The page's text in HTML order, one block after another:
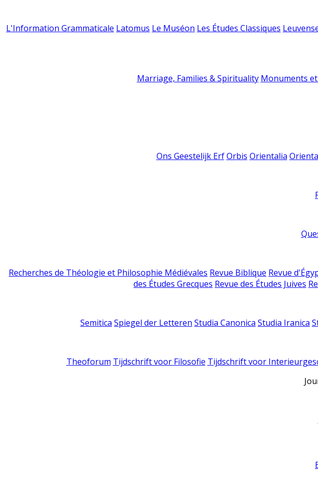
L'Information Grammaticale Latomus Le Muséon Les Études Classiques
Marriage, Families & Spirituality Monuments
Ons Geestelijk Erf Orbis Orientalia
Recherches de Théologie et Philosophie Médiévales Revue Biblique Revue
des Études Grecques Revue des Études Juives
Semitica Spiegel der Letteren Studia Canonica Studia Iranica
Theoforum Tijdschrift voor Filosofie Tijdschrift voor